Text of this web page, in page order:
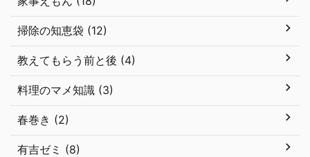
掃除の知恵袋 (12)
教えてもらう前と後 (4)
料理のマメ知識 (3)
春巻き (2)
有吉ゼミ (8)